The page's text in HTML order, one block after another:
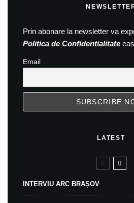
Prin abonare la newsletter va
Politica de Confidentialitate
Email
LATEST
INTERVIU ARC BRAȘOV